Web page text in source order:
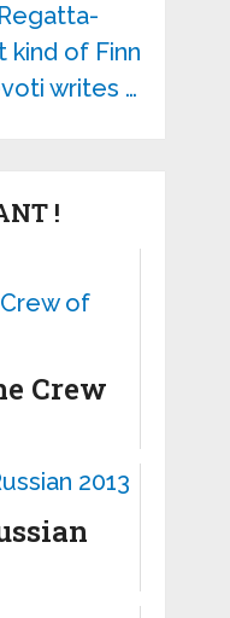
kind of Finn
writes …
!
Crew